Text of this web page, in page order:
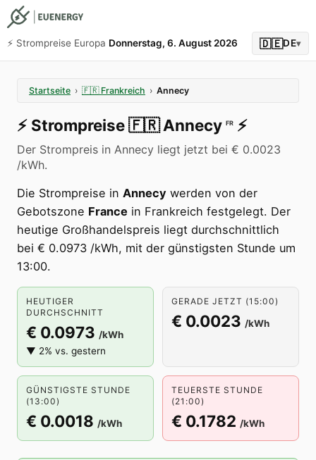
⚡️ Strompreise Europa Donnerstag, 6. August 2026 🇩🇪DE▾
Startseite › 🇫🇷 Frankreich › Annecy
⚡️ Strompreise🇫🇷 Annecy FR ⚡️
Der Strompreis in Annecy liegt jetzt bei € 0.0023
/kWh.
Die Strompreise in Annecy werden von der
Gebotszone France in Frankreich festgelegt. Der
heutige Großhandelspreis liegt durchschnittlich
bei € 0.0973 /kWh, mit der günstigsten Stunde um
13:00.
HEUTIGER
DURCHSCHNITT
€ 0.0973 /kWh
▼ 2% vs. gestern
GERADE JETZT (15:00)
€ 0.0023 /kWh
GÜNSTIGSTE STUNDE
(13:00)
€ 0.0018 /kWh
TEUERSTE STUNDE
(21:00)
€ 0.1782 /kWh